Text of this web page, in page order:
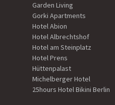
Garden Living
Gorki Apartments
Hotel Abion
Hotel Albrechtshof
Hotel am Steinplatz
Hotel Prens
Hüttenpalast
Michelberger Hotel
25hours Hotel Bikini Berlin